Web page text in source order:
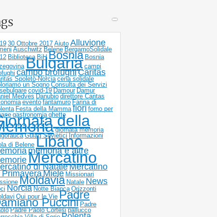
30 Ottobre 2017 Aiuto Alluvione
Auschwitz Belene BergamoSolidale
Biblioteca BiH Bosnia Bosnia
Bulgaria campi
campo profughiCaritas
Spoleto-Norcia cena solidale
un Sogno Consulta dei Servizi
covid-19 Damour Damur
Medves Danubio direttore Caritas
evento fantamuro Farina di
Festa della Mamma fiori forno per
gastronomia ghettodella
giornata memoria
Gulag Sovietici Informazioni
di Belene Libano
memoria e altre
Mercatino
di NataleMercatino
PrimaveraMiele Missionari
Moldavia Natale News
Norcia Notte Bianca Orizzonti
Oui pour le Vie Padre
Puccini Padre
Padre Paolo Cortesi pallucco